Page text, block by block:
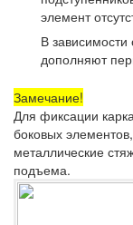
элемент
В
дополняют
Замечание!
Для фиксации
боковых
металлические
подъема.